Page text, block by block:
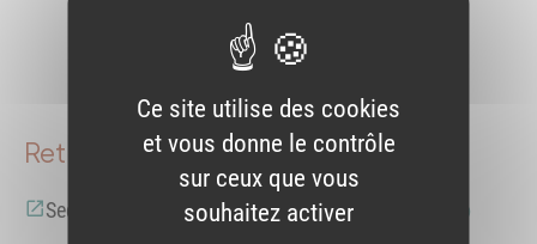
Publié le 01/03/2024
Imprimer
Envoyer par e-mail
Partager sur
Partager sur
Retrouvez en version pdf :
Sections B et C - Réglementation vétérinaire 289 Ko
Ce site utilise des cookies
et vous donne le contrôle
sur ceux que vous
souhaitez activer